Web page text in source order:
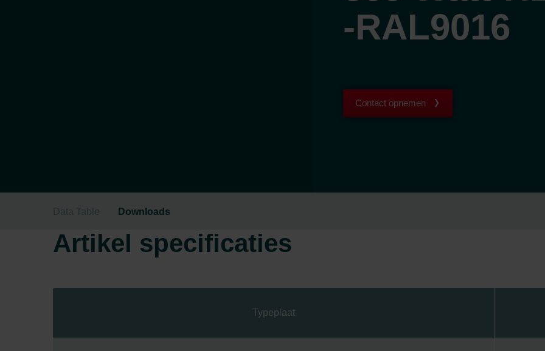
-RAL9016
Contact opnemen
Data Table Downloads
Artikel specificaties
Typeplaat